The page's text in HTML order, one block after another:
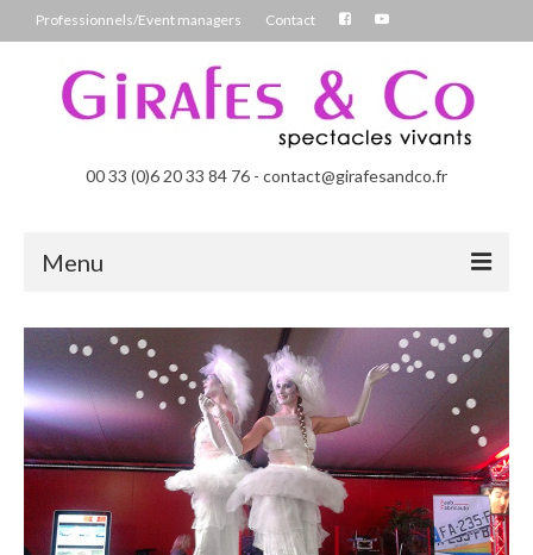
Professionnels/Event managers Contact
00 33 (0)6 20 33 84 76 - contact@girafesandco.fr
Menu
Les Chromatix, spécial Carnaval
Contact
Professionnels/Event managers
Les Danseuses Bulles